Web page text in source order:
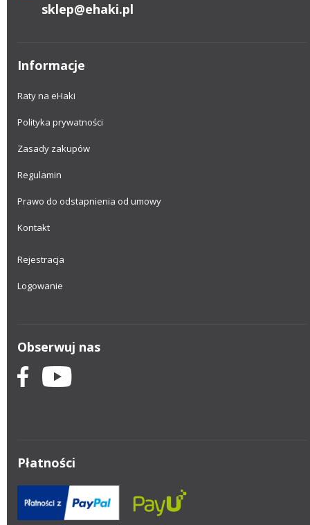
sklep@ehaki.pl
Informacje
Raty na eHaki
Polityka prywatności
Zasady zakupów
Regulamin
Prawo do odstapnienia od umowy
Kontakt
Rejestracja
Logowanie
Obserwuj nas
Płatności